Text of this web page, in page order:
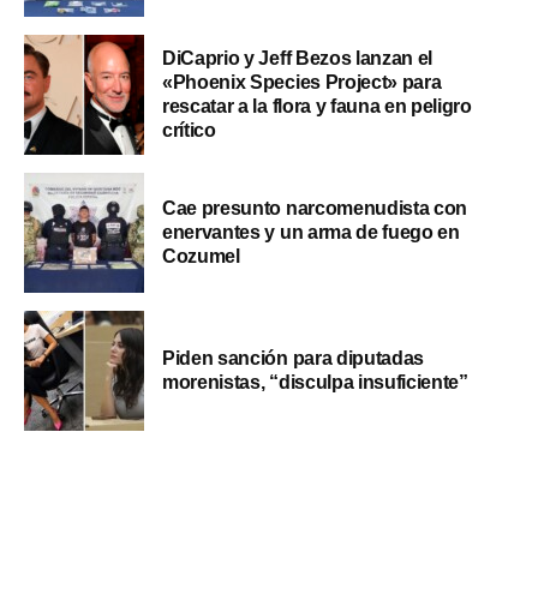
DiCaprio y Jeff Bezos lanzan el
«Phoenix Species Project» para
rescatar a la flora y fauna en peligro
crítico
Cae presunto narcomenudista con
enervantes y un arma de fuego en
Cozumel
Piden sanción para diputadas
morenistas, “disculpa insuficiente”